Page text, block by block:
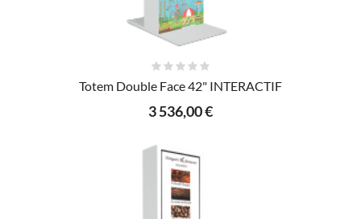
AJOUTER AU PANIER
Totem Double Face 42" INTERACTIF
3 536,00 €